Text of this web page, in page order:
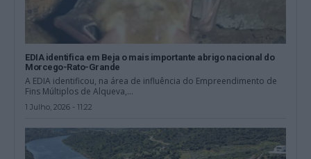
EDIA identifica em Beja o mais importante abrigo nacional do
Morcego-Rato-Grande
A EDIA identificou, na área de influência do Empreendimento de
Fins Múltiplos de Alqueva,...
1 Julho, 2026 - 11:22